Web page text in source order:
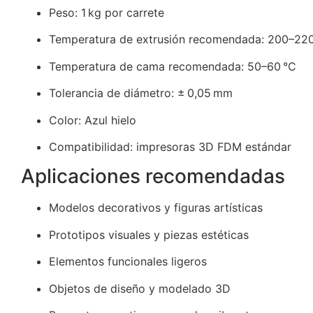
Peso: 1 kg por carrete
Temperatura de extrusión recomendada:
Temperatura de cama recomendada: 50–60 °C
Tolerancia de diámetro: ± 0,05 mm
Color: Azul hielo
Compatibilidad: impresoras 3D FDM estándar
Aplicaciones recomendadas
Modelos decorativos y figuras artísticas
Prototipos visuales y piezas estéticas
Elementos funcionales ligeros
Objetos de diseño y modelado 3D